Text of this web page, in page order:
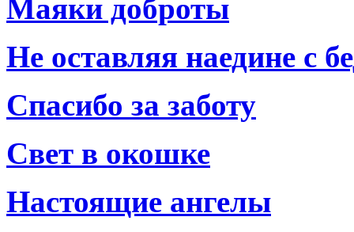
Маяки доброты
Не оставляя наедине с
Спасибо за заботу
Свет в окошке
Настоящие ангелы